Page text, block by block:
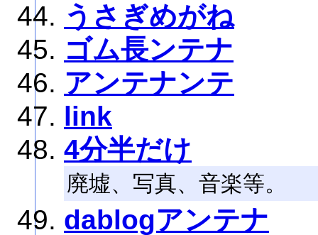
うさぎめがね
ゴム長ンテナ
アンテナンテ
link
4分半だけ
廃墟、写真、音楽等。
dablogアンテナ